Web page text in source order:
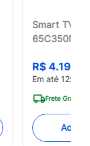
Smart TV
65C350NS
R$ 4.199
Em até 12x
Frete Gratis